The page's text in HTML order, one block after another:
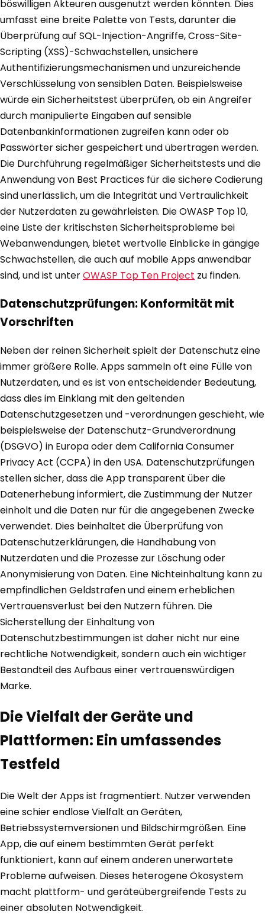
böswilligen Akteuren ausgenutzt werden könnten. Dies
umfasst eine breite Palette von Tests, darunter die
Überprüfung auf SQL-Injection-Angriffe, Cross-Site-
Scripting (XSS)-Schwachstellen, unsichere
Authentifizierungsmechanismen und unzureichende
Verschlüsselung von sensiblen Daten. Beispielsweise
würde ein Sicherheitstest überprüfen, ob ein Angreifer
durch manipulierte Eingaben auf sensible
Datenbankinformationen zugreifen kann oder ob
Passwörter sicher gespeichert und übertragen werden.
Die Durchführung regelmäßiger Sicherheitstests und die
Anwendung von Best Practices für die sichere Codierung
sind unerlässlich, um die Integrität und Vertraulichkeit
der Nutzerdaten zu gewährleisten. Die OWASP Top 10,
eine Liste der kritischsten Sicherheitsprobleme bei
Webanwendungen, bietet wertvolle Einblicke in gängige
Schwachstellen, die auch auf mobile Apps anwendbar
sind, und ist unterOWASP Top Ten Project zu finden.
Datenschutzprüfungen: Konformität mit
Vorschriften
Neben der reinen Sicherheit spielt der Datenschutz eine
immer größere Rolle. Apps sammeln oft eine Fülle von
Nutzerdaten, und es ist von entscheidender Bedeutung,
dass dies im Einklang mit den geltenden
Datenschutzgesetzen und -verordnungen geschieht, wie
beispielsweise der Datenschutz-Grundverordnung
(DSGVO) in Europa oder dem California Consumer
Privacy Act (CCPA) in den USA. Datenschutzprüfungen
stellen sicher, dass die App transparent über die
Datenerhebung informiert, die Zustimmung der Nutzer
einholt und die Daten nur für die angegebenen Zwecke
verwendet. Dies beinhaltet die Überprüfung von
Datenschutzerklärungen, die Handhabung von
Nutzerdaten und die Prozesse zur Löschung oder
Anonymisierung von Daten. Eine Nichteinhaltung kann zu
empfindlichen Geldstrafen und einem erheblichen
Vertrauensverlust bei den Nutzern führen. Die
Sicherstellung der Einhaltung von
Datenschutzbestimmungen ist daher nicht nur eine
rechtliche Notwendigkeit, sondern auch ein wichtiger
Bestandteil des Aufbaus einer vertrauenswürdigen
Marke.
Die Vielfalt der Geräte und
Plattformen: Ein umfassendes
Testfeld
Die Welt der Apps ist fragmentiert. Nutzer verwenden
eine schier endlose Vielfalt an Geräten,
Betriebssystemversionen und Bildschirmgrößen. Eine
App, die auf einem bestimmten Gerät perfekt
funktioniert, kann auf einem anderen unerwartete
Probleme aufweisen. Dieses heterogene Ökosystem
macht plattform- und geräteübergreifende Tests zu
einer absoluten Notwendigkeit.